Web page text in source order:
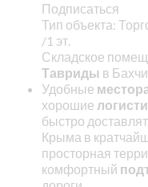
Подписаться
Тип объекта:
/1 эт.
Складское
Тавриды в
Удобные
хорошие
быстро
Крыма в
просторная
комфортный